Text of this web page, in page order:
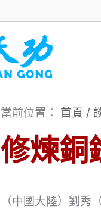
當前位置： 首頁 /
修煉銅
（中國大陸）劉秀